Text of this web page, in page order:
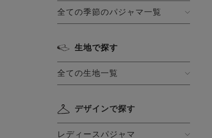
全ての季節のパジャマ一覧
生地で探す
全ての生地一覧
デザインで探す
レディースパジャマ